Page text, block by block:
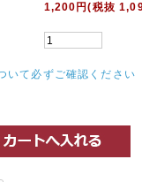
1,200円(税抜
いて必ずご確認ください